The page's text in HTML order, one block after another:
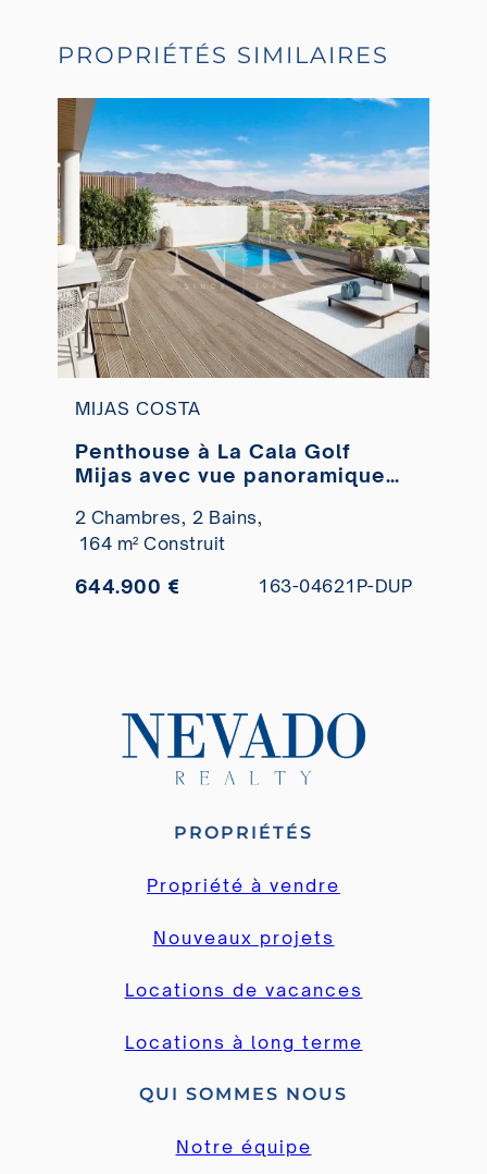
PROPRIÉTÉS SIMILAIRES
MIJAS COSTA
Penthouse à La Cala Golf
Mijas avec vue panoramique
2 Chambres, 2 Bains,
164 m² Construit
644.900 € 163-04621P-DUP
PROPRIÉTÉS
Propriété à vendre
Nouveaux projets
Locations de vacances
Locations à long terme
QUI SOMMES NOUS
Notre équipe